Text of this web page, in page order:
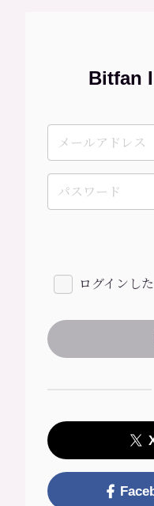
Bitfan
ログインし